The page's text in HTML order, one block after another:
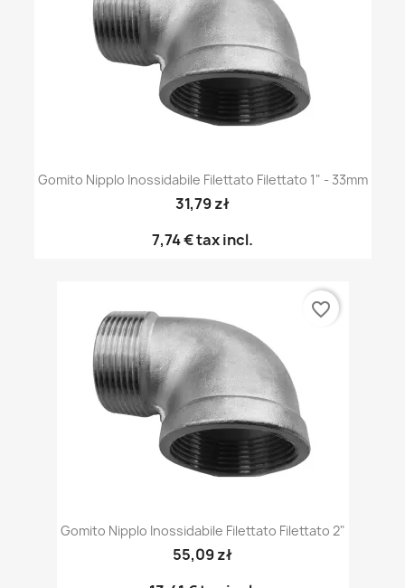
Gomito Nipplo Inossidabile Filettato Filettato 1" - 33mm
31,79 zł
7,74 €tax incl.
Gomito Nipplo Inossidabile Filettato Filettato 2"
55,09 zł
favorite_border